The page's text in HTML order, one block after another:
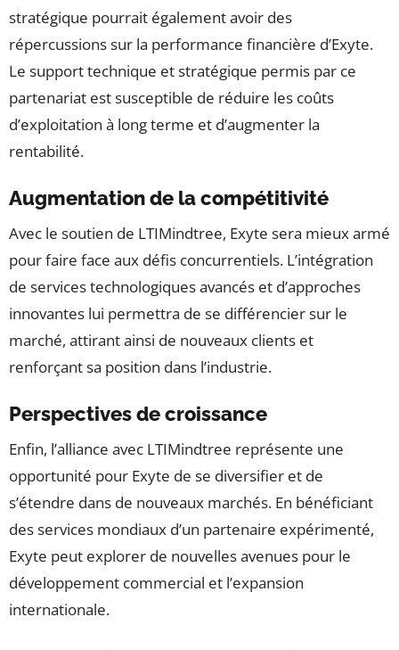
stratégique pourrait également avoir des
répercussions sur la performance financière d’Exyte.
Le support technique et stratégique permis par ce
partenariat est susceptible de réduire les coûts
d’exploitation à long terme et d’augmenter la
rentabilité.
Augmentation de la compétitivité
Avec le soutien de LTIMindtree, Exyte sera mieux armé
pour faire face aux défis concurrentiels. L’intégration
de services technologiques avancés et d’approches
innovantes lui permettra de se différencier sur le
marché, attirant ainsi de nouveaux clients et
renforçant sa position dans l’industrie.
Perspectives de croissance
Enfin, l’alliance avec LTIMindtree représente une
opportunité pour Exyte de se diversifier et de
s’étendre dans de nouveaux marchés. En bénéficiant
des services mondiaux d’un partenaire expérimenté,
Exyte peut explorer de nouvelles avenues pour le
développement commercial et l’expansion
internationale.